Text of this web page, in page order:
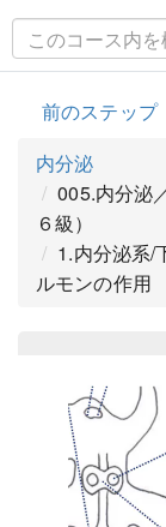
前のステップ
内分泌
005.内分泌
６級）
1.内分泌系/
ルモンの作用